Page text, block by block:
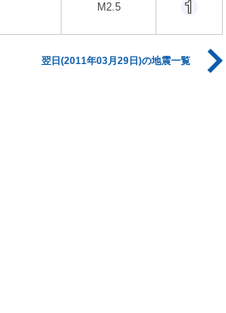
M2.5
翌日(2011年03月29日)の地震一覧